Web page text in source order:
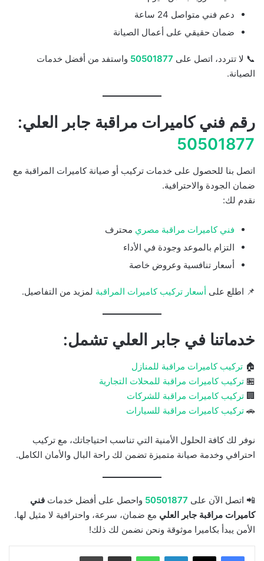
دعم فني متواصل 24 ساعة
ضمان حقيقي على أعمال الصيانة
📞 لا تتردد، اتصل على 50501877 واستفد من أفضل خدمات
الصيانة.
رقم فني كاميرات مراقبة جابر العلي:
50501877
اتصل بنا للحصول على خدمات تركيب أو صيانة كاميرات المراقبة مع
ضمان الجودة والاحترافية.
نقدم لك:
فني كاميرات مراقبة مصري محترف
التزام بالموعد وجودة في الأداء
أسعار تنافسية وعروض خاصة
📌 اطلع على أسعار تركيب كاميرات المراقبة لمزيد من التفاصيل.
خدماتنا في جابر العلي تشمل:
🏠 تركيب كاميرات مراقبة للمنازل
🏪 تركيب كاميرات مراقبة للمحلات التجارية
🏢 تركيب كاميرات مراقبة للشركات
🚗 تركيب كاميرات مراقبة للسيارات
نوفر لك كافة الحلول الأمنية التي تناسب احتياجاتك، مع تركيب
احترافي وخدمة صيانة متميزة تضمن لك راحة البال والأمان الكامل.
📲 اتصل الآن على 50501877 واحصل على أفضل خدمات فني
كاميرات مراقبة جابر العلي مع ضمان، سرعة، واحترافية لا مثيل لها.
الأمن يبدأ بكاميرا موثوقة ونحن نضمن لك ذلك!
لينكدإن واتساب مشاركة بالبريد الإلكترونيطباعة